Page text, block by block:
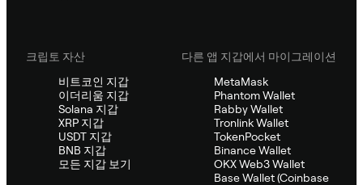
크립토 자산
비트코인 지갑
이더리움 지갑
Solana 지갑
XRP 지갑
USDT 지갑
BNB 지갑
모든 지갑 보기
다른 앱 지갑에서 마이그레이션
MetaMask
Phantom Wallet
Rabby Wallet
Tronlink Wallet
TokenPocket
Binance Wallet
OKX Web3 Wallet
Base Wallet (Coinbase